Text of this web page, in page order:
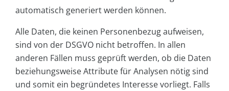
automatisch generiert werden können.
Alle Daten, die keinen Personenbezug aufweisen,
sind von der DSGVO nicht betroffen. In allen
anderen Fällen muss geprüft werden, ob die Daten
beziehungsweise Attribute für Analysen nötig sind
und somit ein begründetes Interesse vorliegt. Falls